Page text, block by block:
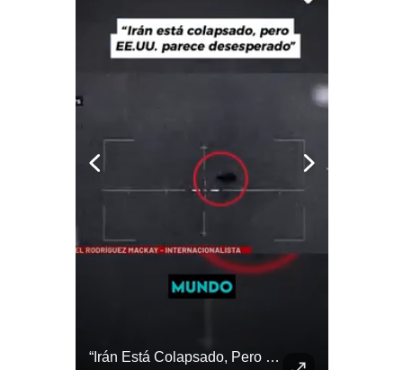
Fotogalerías
“Irán Está Colapsado, Pero EE.UU. Parece Desesperado” | #radar24